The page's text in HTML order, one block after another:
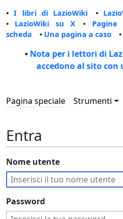
•I libri di LazioWiki •
• LazioWiki su X •
scheda • Una pagina a caso •
• Nota per i lettori di
accedono al sito con
Pagina speciale Strumenti
Entra
Nome utente
Password